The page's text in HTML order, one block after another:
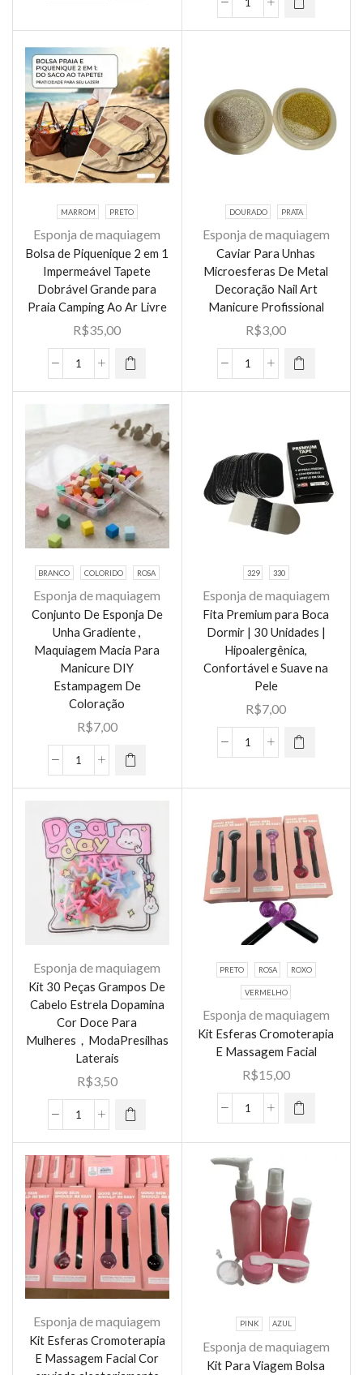
Absorve
e
Espinhas
cor
mistura
quantidade
De
Limpeza
Esfoliação
Facial
Massagem
Rosto
quantidade
Adesivo
Secativo
Hidrocoloide
Invisível
–
Absorve
–
Unidades
quantidade
MARROM PRETO
Esponja de maquiagem
Bolsa de Piquenique 2 em 1
Impermeável Tapete
Dobrável Grande para
Praia Camping Ao Ar Livre⁠
R$35,00
Bolsa
de
Piquenique
em
1
Impermeável
Tapete
Dobrável
Grande
para
Camping
Ao
Livre⁠
quantidade
Este
produto
tem várias
variantes.
As opções
podem ser
escolhidas
produto
DOURADO PRATA
Esponja de maquiagem
Caviar Para Unhas
Microesferas De Metal
Decoração Nail Art
Manicure Profissional
R$3,00
Caviar
Para
De
Metal
Decoração
Nail
Art
Profissional
Este
produto
tem várias
variantes.
As opções
podem ser
escolhidas
produto
BRANCO COLORIDO ROSA
Esponja de maquiagem
Conjunto De Esponja De
Unha Gradiente ,
Maquiagem Macia Para
Manicure DIY
Estampagem De
Coloração
R$7,00
Conjunto
De
De
Unha
Gradiente
,
Maquiagem
Macia
Manicure
DIY
Estampagem
De
Coloração
quantidade
Este
produto
tem várias
variantes.
As opções
podem ser
escolhidas
do
produto
329 330
Esponja de maquiagem
Fita Premium para Boca
Dormir | 30 Unidades |
Hipoalergênica,
Confortável e Suave na
Pele
R$7,00
Fita
para
Dormir
|
30
Unidades
|
Hipoalergênica,
Confortável
e
Suave
na
Pele
quantidade
Este
produto
tem várias
variantes.
As opções
podem ser
na página
produto
Esponja de maquiagem
Kit 30 Peças Grampos De
Cabelo Estrela Dopamina
Cor Doce Para
Mulheres，ModaPresilhas
Laterais
R$3,50
Kit
30
Peças
Grampos
De
Cabelo
Estrela
Dopamina
Cor
Doce
Para
Mulheres，
ModaPresilhas
PRETO ROSA ROXO
VERMELHO
Esponja de maquiagem
Kit Esferas Cromoterapia
E Massagem Facial
R$15,00
Kit
Cromoterapia
E
Massagem
Facial
quantidade
Este
produto
tem várias
variantes.
As opções
podem ser
na página
do
produto
Esponja de maquiagem
Kit Esferas Cromoterapia
E Massagem Facial Cor
PINK AZUL
Esponja de maquiagem
Kit Para Viagem Bolsa
Este